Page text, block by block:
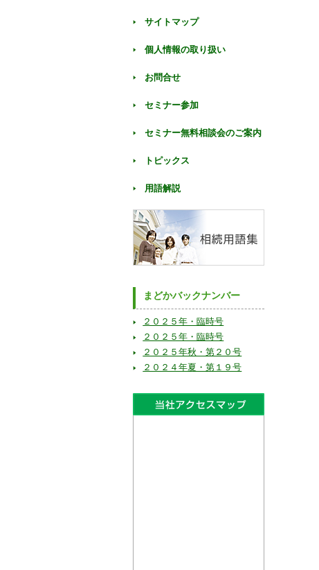
サイトマップ
個人情報の取り扱い
お問合せ
セミナー参加
セミナー無料相談会のご案内
トピックス
用語解説
まどかバックナンバー
２０２５年・臨時号
２０２５年・臨時号
２０２５年秋・第２０号
２０２４年夏・第１９号